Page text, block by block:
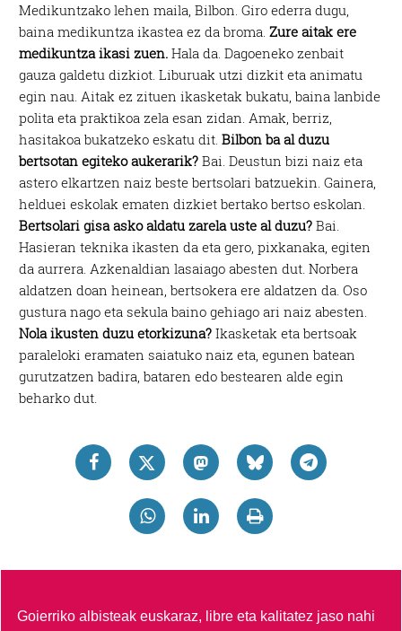
Medikuntzako lehen maila, Bilbon. Giro ederra dugu,
baina medikuntza ikastea ez da broma.Zure aitak ere
medikuntza ikasi zuen. Hala da. Dagoeneko zenbait
gauza galdetu dizkiot. Liburuak utzi dizkit eta animatu
egin nau. Aitak ez zituen ikasketak bukatu, baina lanbide
polita eta praktikoa zela esan zidan. Amak, berriz,
hasitakoa bukatzeko eskatu dit.Bilbon ba al duzu
bertsotan egiteko aukerarik? Bai. Deustun bizi naiz eta
astero elkartzen naiz beste bertsolari batzuekin. Gainera,
helduei eskolak ematen dizkiet bertako bertso eskolan.
Bertsolari gisa asko aldatu zarela uste al duzu? Bai.
Hasieran teknika ikasten da eta gero, pixkanaka, egiten
da aurrera. Azkenaldian lasaiago abesten dut. Norbera
aldatzen doan heinean, bertsokera ere aldatzen da. Oso
gustura nago eta sekula baino gehiago ari naiz abesten.
Nola ikusten duzu etorkizuna? Ikasketak eta bertsoak
paraleloki eramaten saiatuko naiz eta, egunen batean
gurutzatzen badira, bataren edo bestearen alde egin
beharko dut.
Goierriko albisteak euskaraz, libre eta kalitatez jaso nahi